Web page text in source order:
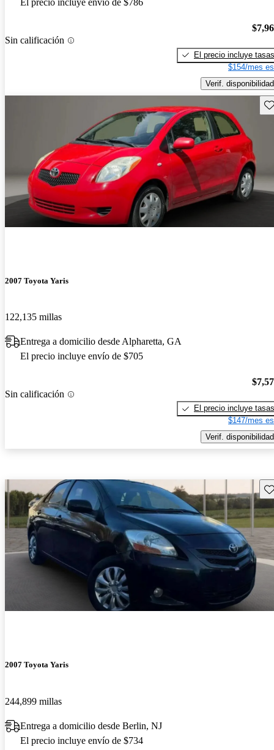
El precio incluye envío de $786
Sin calificación
El precio incluye tasas
$154/mes
Verif. disponibilidad
2007 Toyota Yaris
122,135 millas
Entrega a domicilio desde Alpharetta, GA
El precio incluye envío de $705
Sin calificación
El precio incluye tasas
$147/mes
Verif. disponibilidad
2007 Toyota Yaris
244,899 millas
Entrega a domicilio desde Berlin, NJ
El precio incluye envío de $734